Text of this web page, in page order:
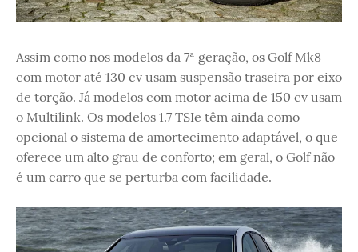
Assim como nos modelos da 7ª geração, os Golf Mk8
com motor até 130 cv usam suspensão traseira por eixo
de torção. Já modelos com motor acima de 150 cv usam
o Multilink. Os modelos 1.7 TSIe têm ainda como
opcional o sistema de amortecimento adaptável, o que
oferece um alto grau de conforto; em geral, o Golf não
é um carro que se perturba com facilidade.